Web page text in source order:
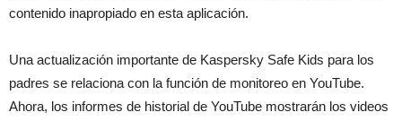
contenido inapropiado en esta aplicación.
Una actualización importante de Kaspersky Safe Kids para los
padres se relaciona con la función de monitoreo en YouTube.
Ahora, los informes de historial de YouTube mostrarán los videos